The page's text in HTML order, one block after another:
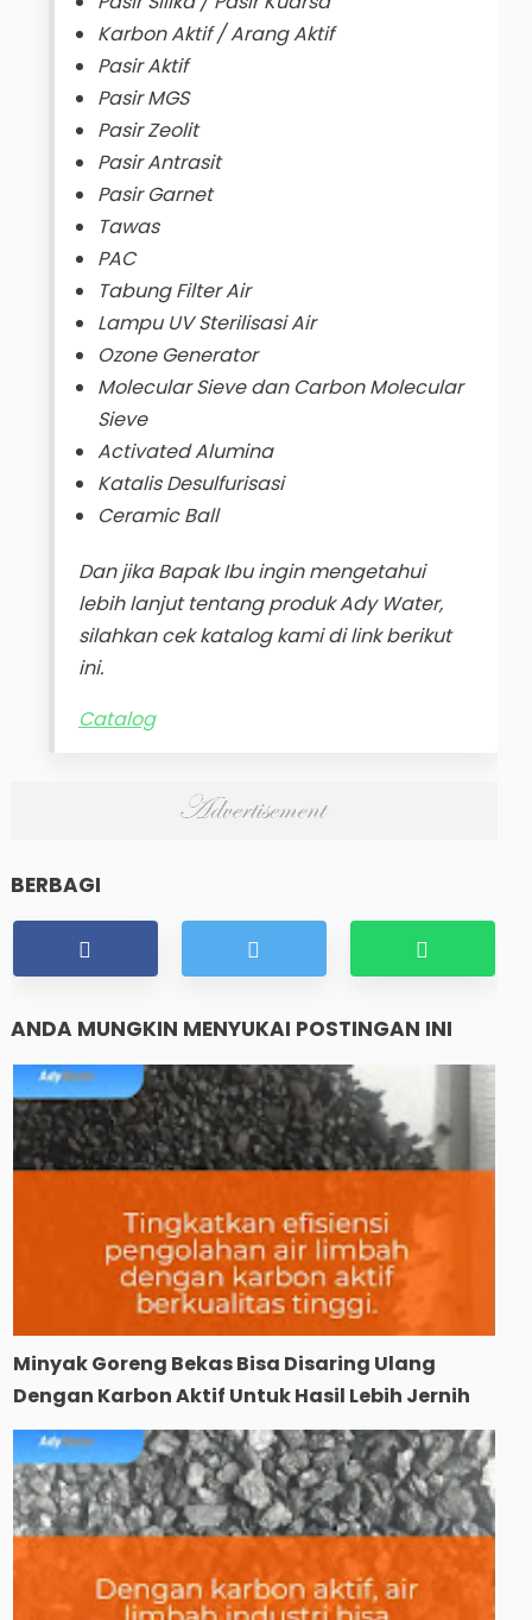
Karbon Aktif / Arang Aktif
Pasir Aktif
Pasir MGS
Pasir Zeolit
Pasir Antrasit
Pasir Garnet
Tawas
PAC
Tabung Filter Air
Lampu UV Sterilisasi Air
Ozone Generator
Molecular Sieve dan Carbon Molecular
Sieve
Activated Alumina
Katalis Desulfurisasi
Ceramic Ball
Dan jika Bapak Ibu ingin mengetahui
lebih lanjut tentang produk Ady Water,
silahkan cek katalog kami di link berikut
ini.
Catalog
BERBAGI
ANDA MUNGKIN MENYUKAI POSTINGAN INI
Minyak Goreng Bekas Bisa Disaring Ulang
Dengan Karbon Aktif Untuk Hasil Lebih Jernih